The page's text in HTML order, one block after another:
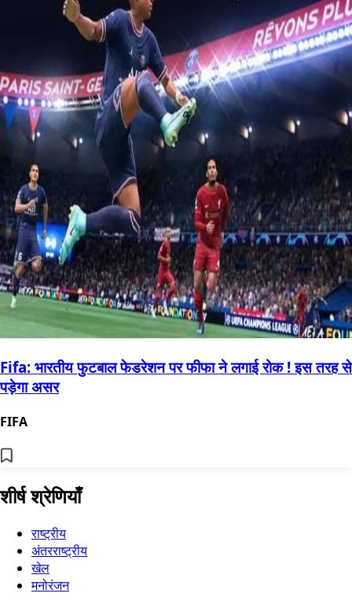
Fifa: भारतीय फुटबाल फेडरेशन पर फीफा ने लगाई रोक ! इस तरह से
पड़ेगा असर
FIFA
शीर्ष श्रेणियाँ
राष्ट्रीय
अंतरराष्ट्रीय
खेल
मनोरंजन